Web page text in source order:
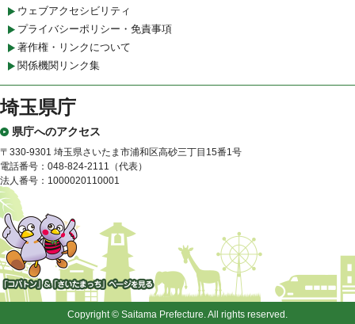
ウェブアクセシビリティ
プライバシーポリシー・免責事項
著作権・リンクについて
関係機関リンク集
埼玉県庁
県庁へのアクセス
〒330-9301 埼玉県さいたま市浦和区高砂三丁目15番1号
電話番号：048-824-2111（代表）
法人番号：1000020110001
「コバトン」&「さいたまっ
Copyright © Saitama Prefecture. All rights reserved.